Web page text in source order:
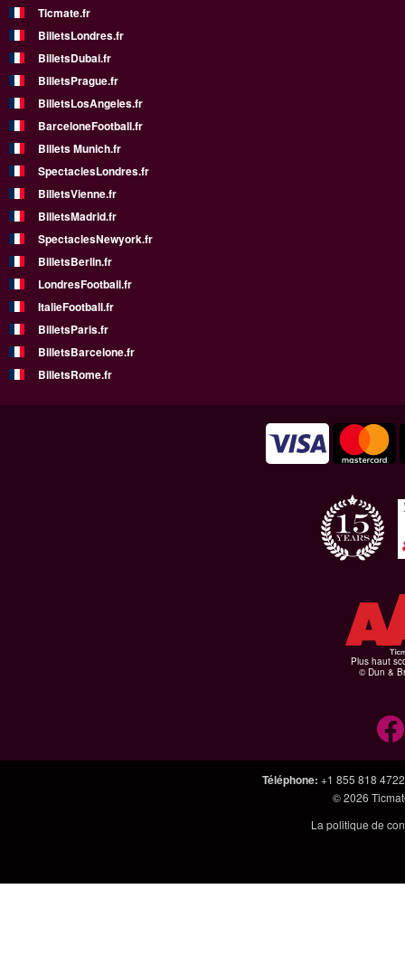
Ticmate.fr
BilletsLondres.fr
BilletsDubai.fr
BilletsPrague.fr
BilletsLosAngeles.fr
BarceloneFootball.fr
Billets Munich.fr
SpectaclesLondres.fr
BilletsVienne.fr
BilletsMadrid.fr
SpectaclesNewyork.fr
BilletsBerlin.fr
LondresFootball.fr
ItalieFootball.fr
BilletsParis.fr
BilletsBarcelone.fr
BilletsRome.fr
Plus haut
© Dun &
Téléphone: +1 855 818 4722
© 2026
La politique de